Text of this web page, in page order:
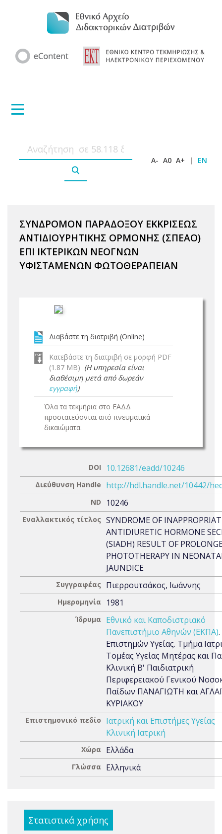
A- A0 A+ | EN
ΣΥΝΔΡΟΜΟΝ ΠΑΡΑΔΟΞΟΥ ΕΚΚΡΙΣΕΩΣ
ΑΝΤΙΔΙΟΥΡΗΤΙΚΗΣ ΟΡΜΟΝΗΣ (ΣΠΕΑΟ)
ΕΠΙ ΙΚΤΕΡΙΚΩΝ ΝΕΟΓΝΩΝ
ΥΦΙΣΤΑΜΕΝΩΝ ΦΩΤΟΘΕΡΑΠΕΙΑΝ
Διαβάστε τη διατριβή (Online)
Κατεβάστε τη διατριβή σε μορφή PDF
(1.87 MB) (Η υπηρεσία είναι
διαθέσιμη μετά από δωρεάν
εγγραφή)
Όλα τα τεκμήρια στο ΕΑΔΔ
προστατεύονται από πνευματικά
δικαιώματα.
DOI 10.12681/eadd/10246
Διεύθυνση Handle http://hdl.handle.net/10442/
ND 10246
Εναλλακτικός τίτλος SYNDROME OF
ANTIDIURETIC HORMONE
(SIADH) RESULT OF
PHOTOTHERAPY IN
JAUNDICE
Συγγραφέας Πιερρουτσάκος, Ιωάννης
Ημερομηνία 1981
Ίδρυμα
Εθνικό και Καποδιστριακό
Πανεπιστήμιο Αθηνών (ΕΚΠΑ)
Επιστημών Υγείας. Τμήμα
Τομέας Υγείας Μητέρας και
Κλινική Β' Παιδιατρική
Περιφερειακού Γενικού
Παίδων ΠΑΝΑΓΙΩΤΗ και
ΚΥΡΙΑΚΟΥ
Επιστημονικό πεδίο
Ιατρική και Επιστήμες Υγείας
Κλινική Ιατρική
Χώρα Ελλάδα
Γλώσσα Ελληνικά
Στατιστικά χρήσης